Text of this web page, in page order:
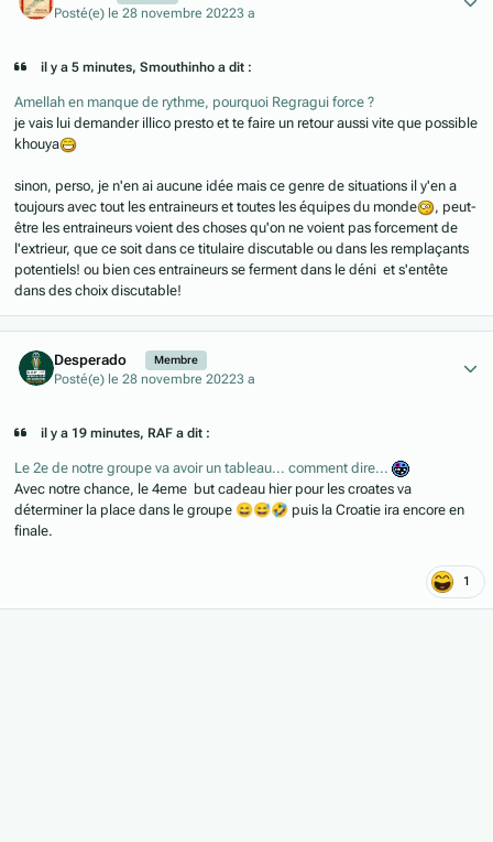
Posté(e) le 28 novembre 20223 a
il y a 5 minutes, Smouthinho a dit :
Amellah en manque de rythme, pourquoi Regragui force ?
je vais lui demander illico presto et te faire un retour aussi vite que possible
khouya
sinon, perso, je n'en ai aucune idée mais ce genre de situations il y'en a
toujours avec tout les entraineurs et toutes les équipes du monde
, peut-
être les entraineurs voient des choses qu'on ne voient pas forcement de
l'extrieur, que ce soit dans ce titulaire discutable ou dans les remplaçants
potentiels! ou bien ces entraineurs se ferment dans le déni et s'entête
dans des choix discutable!
Desperado Membre
Posté(e) le 28 novembre 20223 a
il y a 19 minutes, RAF a dit :
Le 2e de notre groupe va avoir un tableau... comment dire...
Avec notre chance, le 4eme but cadeau hier pour les croates va
déterminer la place dans le groupe 😄😅🤣 puis la Croatie ira encore en
finale.
1